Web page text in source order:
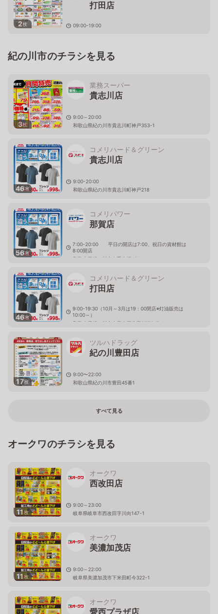
2枚
打田店
09:00-19:00
紀の川市のチラシを見る
3枚
業務スーパー
貴志川店
9:00～20:00
和歌山県紀の川市貴志川町神戸353-1
46枚
コメリハード＆グリーン
貴志川店
9:00-20:00
和歌山県紀の川市貴志川町神戸218
56枚
コメリパワー
那賀店
7:00-20:00 平日の開店は7:00、祝日の資材館は
8:00開店
和歌山県紀の川市名手市場434
46枚
コメリハード＆グリーン
打田店
9:00-19:30（10月～3月は19：00閉店※灯油販売は
10:00～）
和歌山県紀の川市大字東三谷字川端247-1
17枚
ツルハドラッグ
紀の川豊田店
9:00〜22:00
和歌山県紀の川市豊田45番1
すべて見る
オークワのチラシを見る
11枚
オークワ
西改田店
9:00～23:00
岐阜県岐阜市西改田字川向147-1
11枚
オークワ
美濃加茂店
9:00～22:00
岐阜県美濃加茂市下米田町今322-1
オークワ